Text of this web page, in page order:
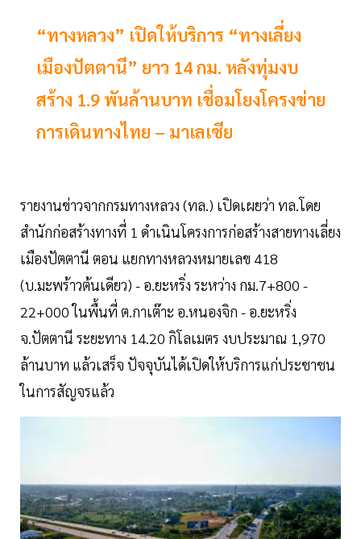
“ทางหลวง” เปิดให้บริการ “ทางเลี่ยง
เมืองปัตตานี” ยาว 14 กม. หลังทุ่มงบ
สร้าง 1.9 พันล้านบาท เชื่อมโยงโครงข่าย
การเดินทางไทย – มาเลเซีย
รายงานข่าวจากกรมทางหลวง (ทล.) เปิดเผยว่า ทล.โดย
สำนักก่อสร้างทางที่ 1 ดำเนินโครงการก่อสร้างสายทางเลี่ยง
เมืองปัตตานี ตอน แยกทางหลวงหมายเลข 418
(บ.มะพร้าวต้นเดียว) - อ.ยะหริ่ง ระหว่าง กม.7+800 -
22+000 ในพื้นที่ ต.กาเต๊าะ อ.หนองจิก - อ.ยะหริ่ง
จ.ปัตตานี ระยะทาง 14.20 กิโลเมตร งบประมาณ 1,970
ล้านบาท แล้วเสร็จ ปัจจุบันได้เปิดให้บริการแก่ประชาชน
ในการสัญจรแล้ว